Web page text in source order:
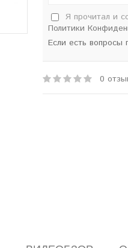
Я прочитал и
Политики
Если есть вопросы
0